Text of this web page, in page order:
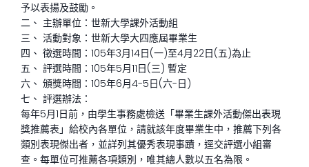
予以表揚及鼓勵。
二、 主辦單位：世新大學課外活動組
三、 活動對象：世新大學大四應屆畢業生
四、 徵選時間：105年3月14日(一)至4月22日(五)為止
五、 評選時間：105年5月11日(三) 暫定
六、 頒獎時間：105年6月4-5日(六-日)
七、 評選辦法：
每年5月1日前，由學生事務處檢送「畢業生課外活動傑出表現
獎推薦表」給校內各單位，請就該年度畢業生中，推薦下列各
類別表現傑出者，並詳列其優秀表現事蹟，逕交評選小組審
查。每單位可推薦各項類別，唯其總人數以五名為限。